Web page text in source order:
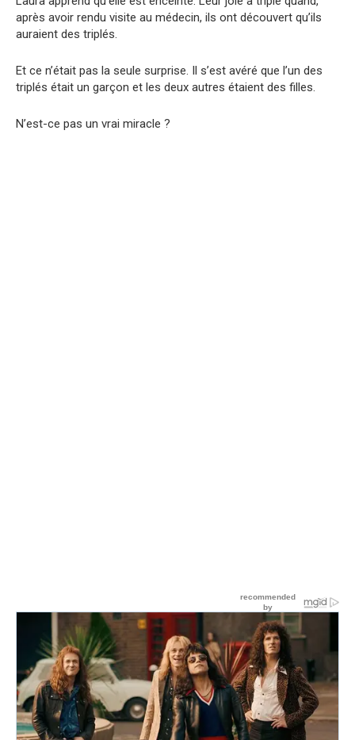
après avoir rendu visite au médecin, ils ont découvert qu’ils
auraient des triplés.
Et ce n’était pas la seule surprise. Il s’est avéré que l’un des
triplés était un garçon et les deux autres étaient des filles.
N’est-ce pas un vrai miracle ?